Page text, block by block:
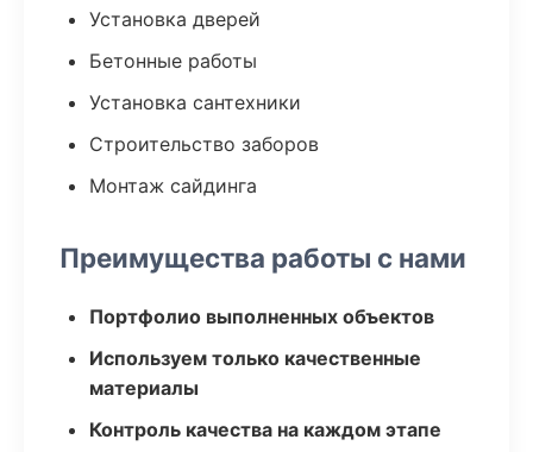
Установка дверей
Бетонные работы
Установка сантехники
Строительство заборов
Монтаж сайдинга
Преимущества работы с нами
Портфолио выполненных объектов
Используем только качественные
материалы
Контроль качества на каждом этапе